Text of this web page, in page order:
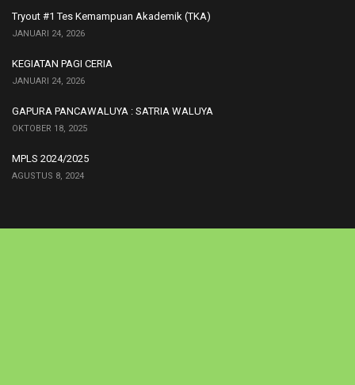
Tryout #1 Tes Kemampuan Akademik (TKA)
JANUARI 24, 2026
KEGIATAN PAGI CERIA
JANUARI 24, 2026
GAPURA PANCAWALUYA : SATRIA WALUYA
OKTOBER 18, 2025
MPLS 2024/2025
AGUSTUS 8, 2024